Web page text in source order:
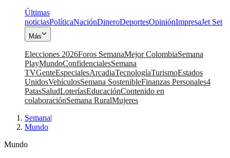
Últimas
noticiasPolíticaNaciónDineroDeportesOpiniónImpresaJet Set
Más
Elecciones 2026Foros SemanaMejor ColombiaSemana
PlayMundoConfidencialesSemana
TVGenteEspecialesArcadiaTecnologíaTurismoEstados
UnidosVehículosSemana SostenibleFinanzas Personales4
PatasSaludLoteríasEducaciónContenido en
colaboraciónSemana RuralMujeres
Semana|
Mundo
Mundo